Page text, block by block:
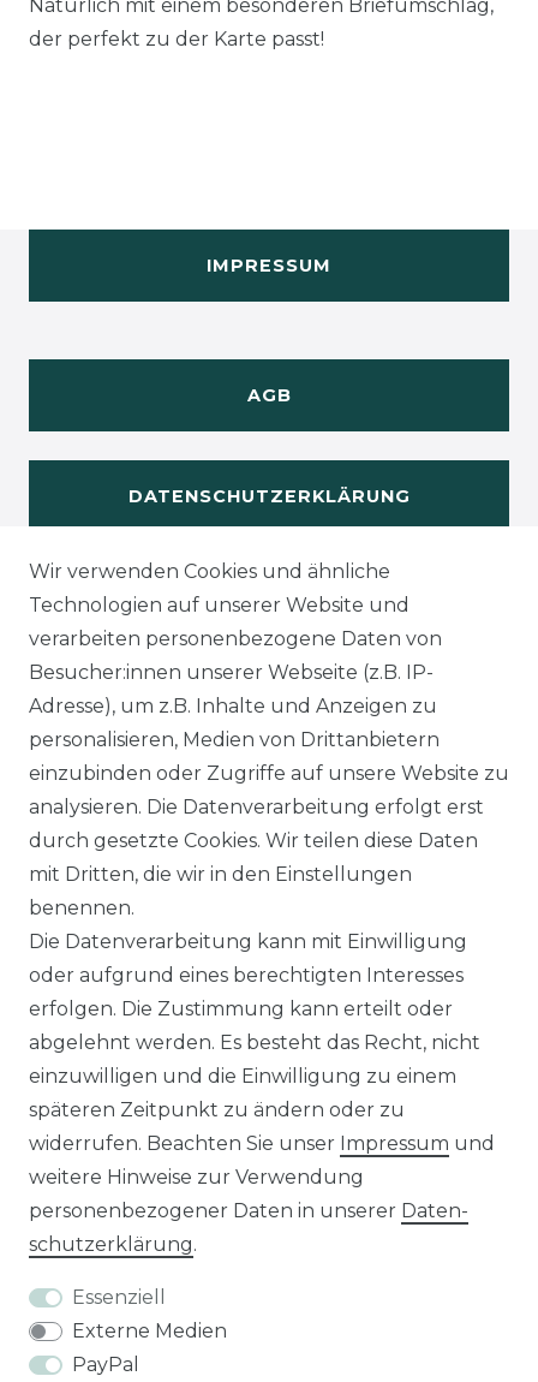
Natürlich mit einem besonderen Briefumschlag,
der perfekt zu der Karte passt!
IMPRESSUM
AGB
DATENSCHUTZERKLÄRUNG
WIDERUFSRECHT
KONTAKT
Sie sind Händlerund möchten Sich mit uns
in Verbindung setzen?
unter:
0421 - 7942081
Unseren Händlershop finden Sie hier:
https://b2b-popshotsstudios.de/
Wir versenden mit
Unsere Zahlungsarten
Wir verwenden Cookies und ähnliche
Technologien auf unserer Website und
verarbeiten personenbezogene Daten von
Besucher:innen unserer Webseite (z.B. IP-
Adresse), um z.B. Inhalte und Anzeigen zu
personalisieren, Medien von Drittanbietern
einzubinden oder Zugriffe auf unsere Website zu
analysieren. Die Datenverarbeitung erfolgt erst
durch gesetzte Cookies. Wir teilen diese Daten
mit Dritten, die wir in den Einstellungen
benennen.
Die Datenverarbeitung kann mit Einwilligung
oder aufgrund eines berechtigten Interesses
erfolgen. Die Zustimmung kann erteilt oder
abgelehnt werden. Es besteht das Recht, nicht
einzuwilligen und die Einwilligung zu einem
späteren Zeitpunkt zu ändern oder zu
widerrufen. Beachten Sie unser Impressum und
weitere Hinweise zur Verwendung
personenbezogener Daten in unserer Daten­
schutz­erklärung.
Essenziell
Externe Medien
PayPal